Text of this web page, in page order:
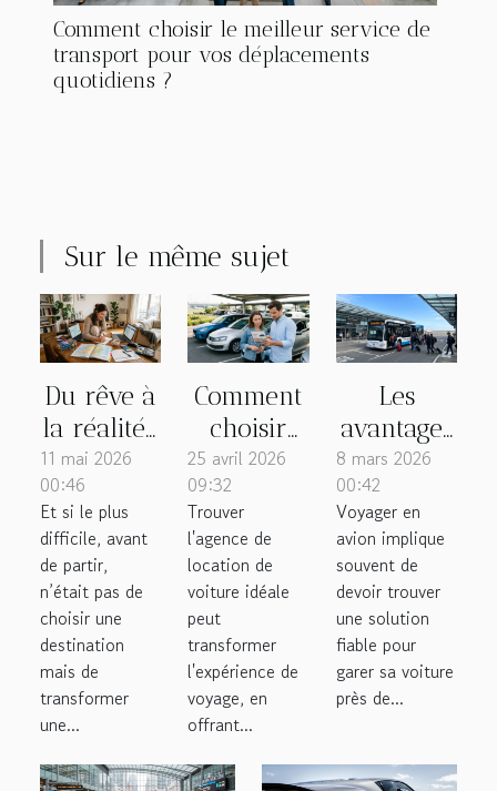
Comment choisir le meilleur service de
transport pour vos déplacements
quotidiens ?
Sur le même sujet
Du rêve à
la réalité :
quand
bien
préparer
son
voyage
devient
un art
pratique
11 mai 2026
00:46
Et si le plus
difficile, avant
de partir,
n’était pas de
choisir une
destination
mais de
transformer
une...
Comment
choisir
l'agence
location
de voiture
idéale
pour vos
voyages ?
25 avril 2026
09:32
Trouver
l'agence de
location de
voiture idéale
peut
transformer
l'expérience de
voyage, en
offrant...
Les
avantages
des
parkings
avec
navette
proches
des
aéroports
8 mars 2026
00:42
Voyager en
avion implique
souvent de
devoir trouver
une solution
fiable pour
garer sa voiture
près de...